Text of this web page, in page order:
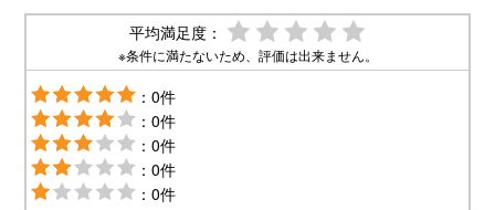
平均満足度：
※条件に満たないため、評価は出来ません。
：0件
：0件
：0件
：0件
：0件